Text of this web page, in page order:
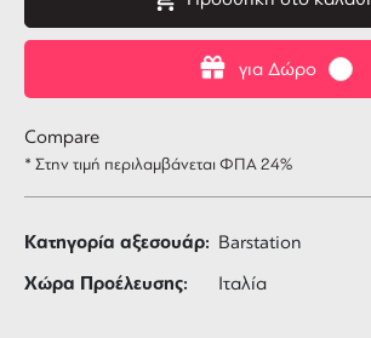
για Δώρο
Compare
* Στην τιμή περιλαμβάνεται ΦΠΑ 24%
Κατηγορία αξεσουάρ: Barstation
Χώρα Προέλευσης: Ιταλία